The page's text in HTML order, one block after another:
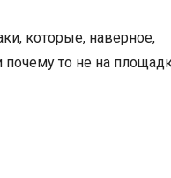
которые, наверное,
почему то не на